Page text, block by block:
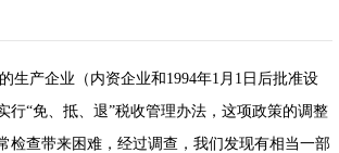
生产企业（内资企业和1994年1月1日后批准设
“免、抵、退”税收管理办法，这项政策的调整
检查带来困难，经过调查，我们发现有相当一部